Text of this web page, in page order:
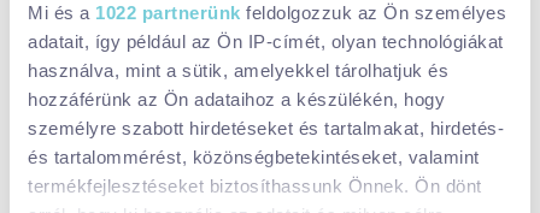
Mi és a 1022 partnerünk feldolgozzuk az Ön személyes
adatait, így például az Ön IP-címét, olyan technológiákat
használva, mint a sütik, amelyekkel tárolhatjuk és
hozzáférünk az Ön adataihoz a készülékén, hogy
személyre szabott hirdetéseket és tartalmakat, hirdetés-
és tartalommérést, közönségbetekintéseket, valamint
termékfejlesztéseket biztosíthassunk Önnek. Ön dönt
Kattintsatok ide, és tudjatok meg mindent a Hévízi-tóról!